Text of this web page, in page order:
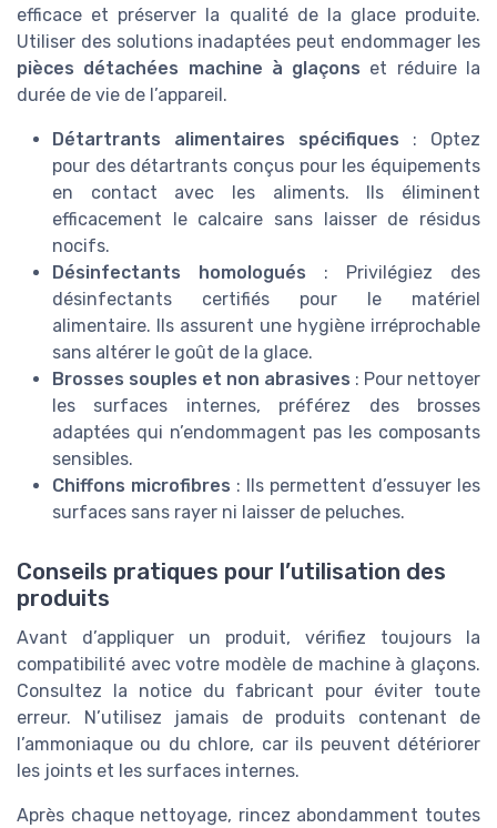
efficace et préserver la qualité de la glace produite.
Utiliser des solutions inadaptées peut endommager les
pièces détachées machine à glaçons et réduire la
durée de vie de l’appareil.
Détartrants alimentaires spécifiques : Optez
pour des détartrants conçus pour les équipements
en contact avec les aliments. Ils éliminent
efficacement le calcaire sans laisser de résidus
nocifs.
Désinfectants homologués : Privilégiez des
désinfectants certifiés pour le matériel
alimentaire. Ils assurent une hygiène irréprochable
sans altérer le goût de la glace.
Brosses souples et non abrasives : Pour nettoyer
les surfaces internes, préférez des brosses
adaptées qui n’endommagent pas les composants
sensibles.
Chiffons microfibres : Ils permettent d’essuyer les
surfaces sans rayer ni laisser de peluches.
Conseils pratiques pour l’utilisation des
produits
Avant d’appliquer un produit, vérifiez toujours la
compatibilité avec votre modèle de machine à glaçons.
Consultez la notice du fabricant pour éviter toute
erreur. N’utilisez jamais de produits contenant de
l’ammoniaque ou du chlore, car ils peuvent détériorer
les joints et les surfaces internes.
Après chaque nettoyage, rincez abondamment toutes